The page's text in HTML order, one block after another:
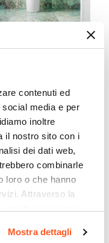
contenuti ed
media e per
inoltre
il nostro sito con i
dei dati web,
combinarle
loro o che hanno
Attraverso la
si invita a leggere la
Mostra dettagli
FRS-48B
in ceramica
- Frost